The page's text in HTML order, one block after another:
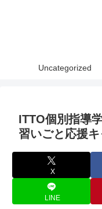
Uncategorized
ITTO個別指導
習いごと応援
X
LINE